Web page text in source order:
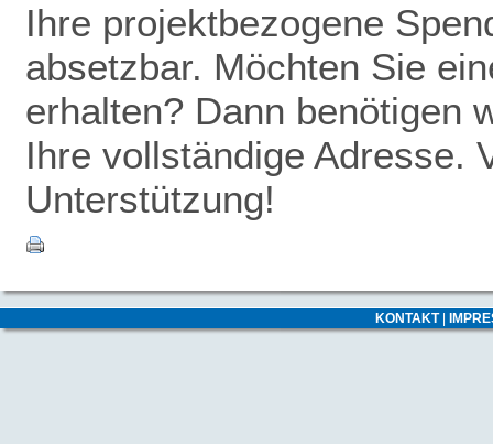
Ihre projektbezogene
absetzbar. Möchten Sie
erhalten? Dann benötigen
Ihre vollständige Adresse.
Unterstützung!
KONTAKT|